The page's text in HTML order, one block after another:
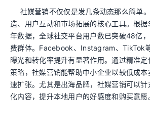
社媒营销不仅仅是发几条动态那么简单
造、用户互动和市场拓展的核心工具。根
年数据，全球社交平台用户数已突破48亿
费群体。Facebook、Instagram、TikTok
曝光和转化率提升有显著作用。通过精准
策略，社媒营销能帮助中小企业以较低成
速扩张。尤其是出海品牌，社媒营销可以
化内容，提升本地用户的好感度和购买意愿